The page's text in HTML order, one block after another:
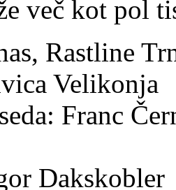
več kot pol
Rastline
Velikonja
Franc
Dakskobler